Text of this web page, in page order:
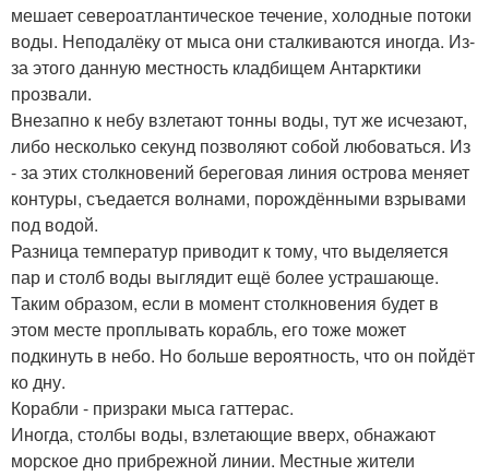
мешает североатлантическое течение, холодные потоки
воды. Неподалёку от мыса они сталкиваются иногда. Из-
за этого данную местность кладбищем Антарктики
прозвали.
Внезапно к небу взлетают тонны воды, тут же исчезают,
либо несколько секунд позволяют собой любоваться. Из
- за этих столкновений береговая линия острова меняет
контуры, съедается волнами, порождёнными взрывами
под водой.
Разница температур приводит к тому, что выделяется
пар и столб воды выглядит ещё более устрашающе.
Таким образом, если в момент столкновения будет в
этом месте проплывать корабль, его тоже может
подкинуть в небо. Но больше вероятность, что он пойдёт
ко дну.
Корабли - призраки мыса гаттерас.
Иногда, столбы воды, взлетающие вверх, обнажают
морское дно прибрежной линии. Местные жители